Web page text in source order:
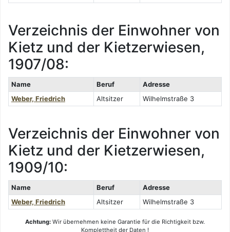
Verzeichnis der Einwohner von
Kietz und der Kietzerwiesen,
1907/08:
Name Beruf
Adresse
Weber, Friedrich
Altsitzer Wilhelmstraße 3
Verzeichnis der Einwohner von
Kietz und der Kietzerwiesen,
1909/10:
Name Beruf
Adresse
Weber, Friedrich
Altsitzer Wilhelmstraße 3
Achtung: Wir übernehmen keine Garantie für die Richtigkeit bzw.
Komplettheit der Daten !